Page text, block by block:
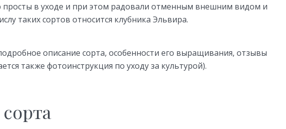
в уходе и при этом радовали отменным внешним видом и
таких сортов относится клубника Эльвира.
описание сорта, особенности его выращивания, отзывы
также фотоинструкция по уходу за культурой).